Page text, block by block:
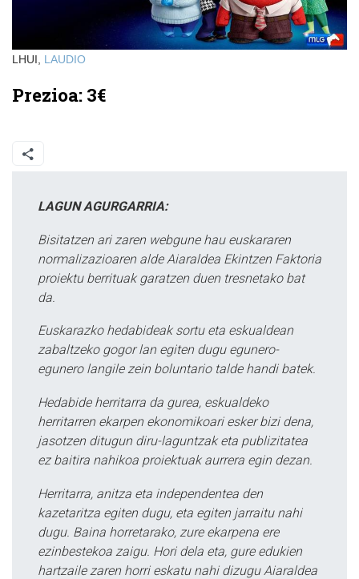
LHUI, LAUDIO
Prezioa: 3€
LAGUN AGURGARRIA:
Bisitatzen ari zaren webgune hau euskararen
normalizazioaren alde Aiaraldea Ekintzen Faktoria
proiektu berrituak garatzen duen tresnetako bat
da.
Euskarazko hedabideak sortu eta eskualdean
zabaltzeko gogor lan egiten dugu egunero-
egunero langile zein boluntario talde handi batek.
Hedabide herritarra da gurea, eskualdeko
herritarren ekarpen ekonomikoari esker bizi dena,
jasotzen ditugun diru-laguntzak eta publizitatea
ez baitira nahikoa proiektuak aurrera egin dezan.
Herritarra, anitza eta independentea den
kazetaritza egiten dugu, eta egiten jarraitu nahi
dugu. Baina horretarako, zure ekarpena ere
ezinbestekoa zaigu. Hori dela eta, gure edukien
hartzaile zaren horri eskatu nahi dizugu Aiaraldea